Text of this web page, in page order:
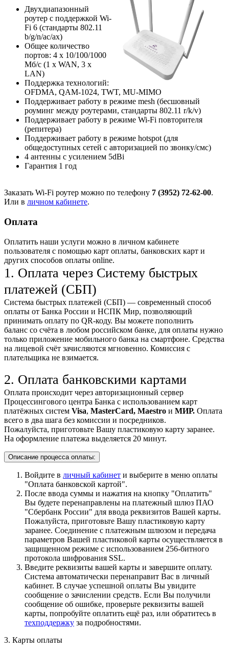
Двухдиапазонный
роутер с поддержкой Wi-
Fi 6 (стандарты 802.11
b/g/n/ac/ax)
Общее количество
портов: 4 х 10/100/1000
Мб/с (1 x WAN, 3 x
LAN)
Поддержка технологий:
OFDMA, QAM-1024, TWT, MU-MIMO
Поддерживает работу в режиме mesh (бесшовный
роуминг между роутерами, стандарты 802.11 r/k/v)
Поддерживает работу в режиме Wi-Fi повторителя
(репитера)
Поддерживает работу в режиме hotspot (для
общедоступных сетей с авторизацией по звонку/смс)
4 антенны с усилением 5dBi
Гарантия 1 год
Заказать Wi-Fi роутер можно по телефону 7 (3952) 72-62-00.
Или в личном кабинете.
Оплата
Оплатить наши услуги можно в личном кабинете
пользователя с помощью карт оплаты, банковских карт и
других способов оплаты online.
1. Оплата через Систему быстрых
платежей (СБП)
Система быстрых платежей (СБП) — современный способ
оплаты от Банка России и НСПК Мир, позволяющий
принимать оплату по QR-коду. Вы можете пополнить
баланс со счёта в любом российском банке, для оплаты нужно
только приложение мобильного банка на смартфоне. Средства
на лицевой счёт зачисляются мгновенно. Комиссия с
плательщика не взимается.
2. Оплата банковскими картами
Оплата происходит через авторизационный сервер
Процессингового центра Банка с использованием карт
платёжных систем Visa, MasterCard, Maestro и МИР. Оплата
всего в два шага без комиссии и посредников.
Пожалуйста, приготовьте Вашу пластиковую карту заранее.
На оформление платежа выделяется 20 минут.
Описание процесса оплаты:
Войдите в личный кабинет и выберите в меню оплаты
"Оплата банковской картой".
После ввода суммы и нажатия на кнопку "Оплатить"
Вы будете перенаправлены на платежный шлюз ПАО
"Сбербанк России" для ввода реквизитов Вашей карты.
Пожалуйста, приготовьте Вашу пластиковую карту
заранее. Соединение с платежным шлюзом и передача
параметров Вашей пластиковой карты осуществляется в
защищенном режиме с использованием 256-битного
протокола шифрования SSL.
Введите реквизиты вашей карты и завершите оплату.
Система автоматически перенаправит Вас в личный
кабинет. В случае успешной оплаты Вы увидите
сообщение о зачислении средств. Если Вы получили
сообщение об ошибке, проверьте реквизиты вашей
карты, попробуйте оплатить ещё раз, или обратитесь в
техподдержку за подробностями.
3. Карты оплаты